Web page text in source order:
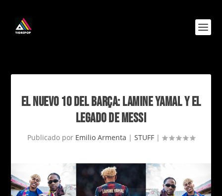
EL NUEVO 10 DEL BARÇA: LAMINE YAMAL Y EL
LEGADO DE MESSI
Publicado por Emilio Armenta | STUFF |